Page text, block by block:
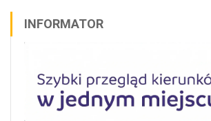
INFORMATOR